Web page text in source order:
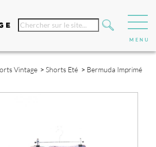
Vintage >Shorts Eté > Bermuda Imprimé